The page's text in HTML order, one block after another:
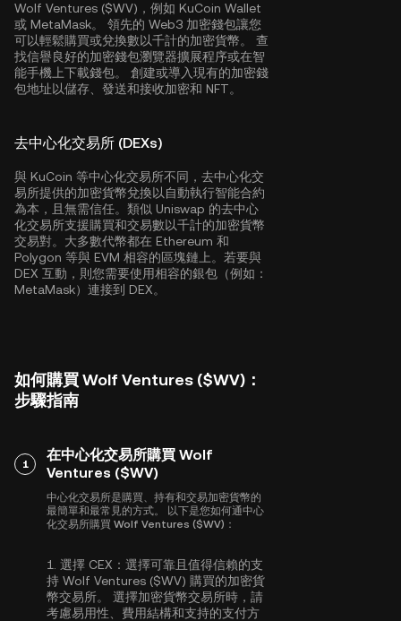
Wolf Ventures ($WV)，例如 KuCoin Wallet
或 MetaMask。 領先的 Web3 加密錢包讓您
可以輕鬆購買或兌換數以千計的加密貨幣。 查
找信譽良好的加密錢包瀏覽器擴展程序或在智
能手機上下載錢包。 創建或導入現有的加密錢
包地址以儲存、發送和接收加密和 NFT。
去中心化交易所 (DEXs)
與 KuCoin 等中心化交易所不同，去中心化交
易所提供的加密貨幣兌換以自動執行智能合約
為本，且無需信任。類似 Uniswap 的去中心
化交易所支援購買和交易數以千計的加密貨幣
交易對。大多數代幣都在 Ethereum 和
Polygon 等與 EVM 相容的區塊鏈上。若要與
DEX 互動，則您需要使用相容的銀包（例如：
MetaMask）連接到 DEX。
如何購買 Wolf Ventures ($WV)：
步驟指南
1
在中心化交易所購買 Wolf
Ventures ($WV)
中心化交易所是購買、持有和交易加密貨幣的
最簡單和最常見的方式。 以下是您如何通中心
化交易所購買 Wolf Ventures ($WV)：
1. 選擇 CEX： 選擇可靠且值得信賴的支
持 Wolf Ventures ($WV) 購買的加密貨
幣交易所。 選擇加密貨幣交易所時，請
考慮易用性、費用結構和支持的支付方